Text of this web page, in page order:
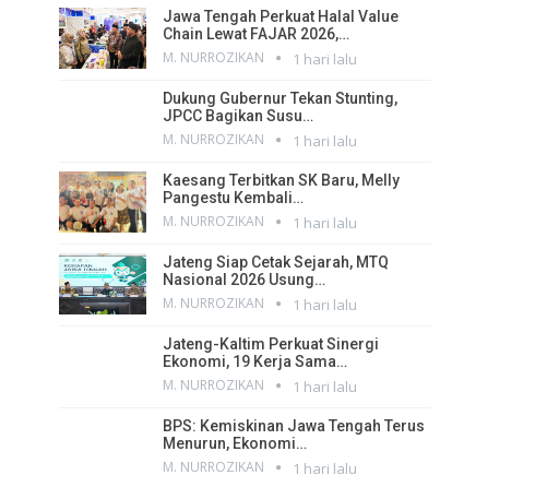
Jawa Tengah Perkuat Halal Value
Chain Lewat FAJAR 2026,…
M. NURROZIKAN 1 hari lalu
Dukung Gubernur Tekan Stunting,
JPCC Bagikan Susu…
M. NURROZIKAN 1 hari lalu
Kaesang Terbitkan SK Baru, Melly
Pangestu Kembali…
M. NURROZIKAN 1 hari lalu
Jateng Siap Cetak Sejarah, MTQ
Nasional 2026 Usung…
M. NURROZIKAN 1 hari lalu
Jateng-Kaltim Perkuat Sinergi
Ekonomi, 19 Kerja Sama…
M. NURROZIKAN 1 hari lalu
BPS: Kemiskinan Jawa Tengah Terus
Menurun, Ekonomi…
M. NURROZIKAN 1 hari lalu